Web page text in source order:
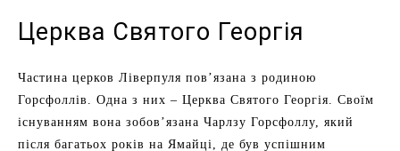
Церква Святого Георгія
Частина церков Ліверпуля пов’язана з родиною
Горсфоллів. Одна з них – Церква Святого Георгія. Своїм
існуванням вона зобов’язана Чарлзу Горсфоллу, який
після багатьох років на Ямайці, де був успішним